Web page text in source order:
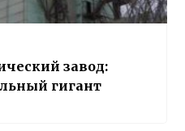
завод:
гигант